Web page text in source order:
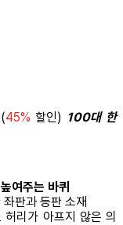
(45% 할인) 100대 한
여주는 바퀴
판과 등판 소재
리가 아프지 않은 의